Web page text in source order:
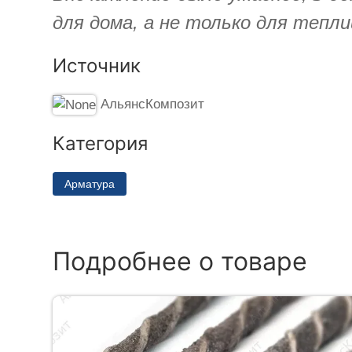
для дома, а не только для
Источник
АльянсКомпозит
Категория
Арматура
Подробнее о товаре